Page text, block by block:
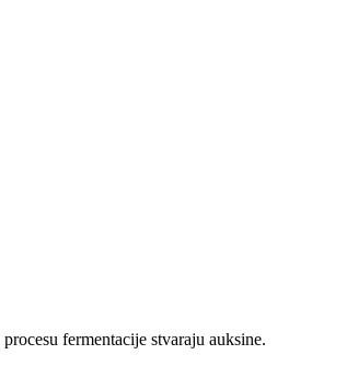
fermentacije stvaraju auksine.